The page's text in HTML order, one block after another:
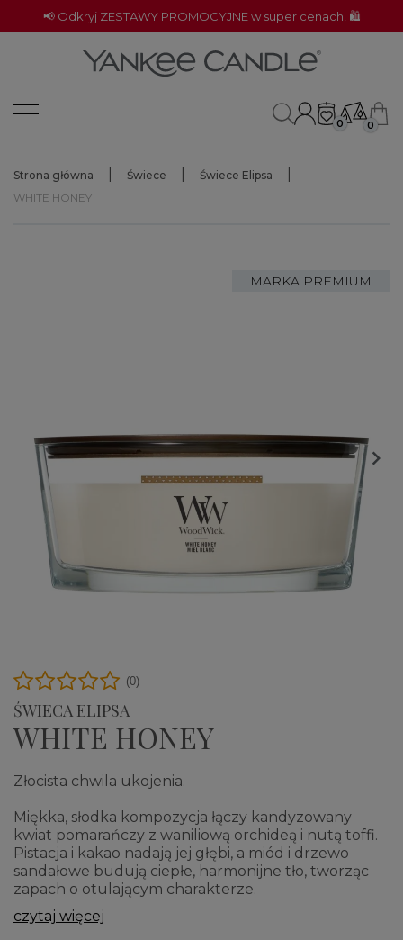
📢 Odkryj ZESTAWY PROMOCYJNE w super cenach! 🛍️
0 0
Strona główna Świece
Świece Elipsa
WHITE HONEY
MARKA PREMIUM

ŚWIECA ELIPSA
WHITE HONEY
(0)
Złocista chwila ukojenia.
Miękka, słodka kompozycja łączy kandyzowany
kwiat pomarańczy z waniliową orchideą i nutą toffi.
Pistacja i kakao nadają jej głębi, a miód i drzewo
sandałowe budują ciepłe, harmonijne tło, tworząc
zapach o otulającym charakterze.
czytaj więcej